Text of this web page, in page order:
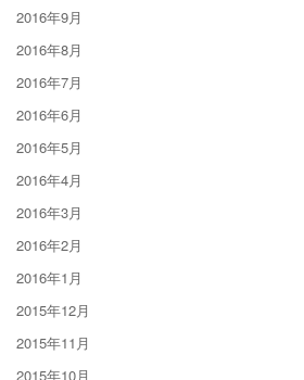
2016年9月
2016年8月
2016年7月
2016年6月
2016年5月
2016年4月
2016年3月
2016年2月
2016年1月
2015年12月
2015年11月
2015年10月